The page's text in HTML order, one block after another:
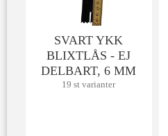
SVART YKK
BLIXTLÅS - EJ
DELBART, 6 MM
19 st varianter